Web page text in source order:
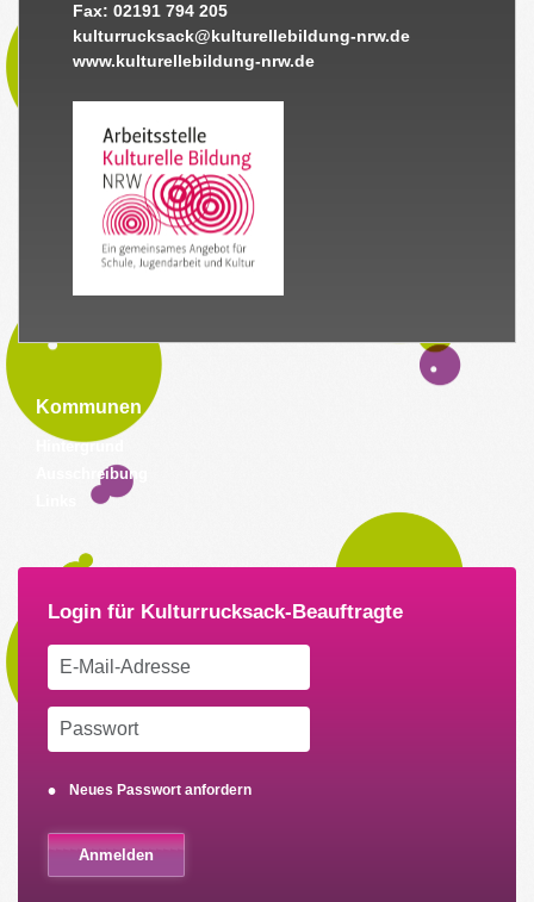
Fax: 02191 794 205
kulturrucksack@kulturellebildung-nrw.de
www.kulturellebildung-nrw.de
Kommunen
Hintergrund
Ausschreibung
Neues Passwort anfordern